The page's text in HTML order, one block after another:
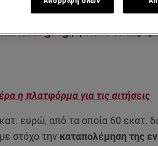
υπαγωγής στο πρόγραμμα «
η οποία θα
η πλατφόρμα για τις αιτήσεις
ευρώ, από τα οποία 60 εκατ.
στόχο την καταπολέμηση της